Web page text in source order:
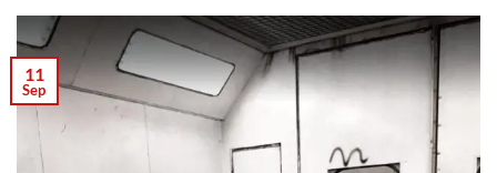
11
Sep